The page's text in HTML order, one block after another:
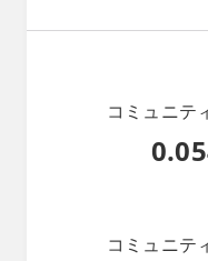
コミュニテ
コミュニテ